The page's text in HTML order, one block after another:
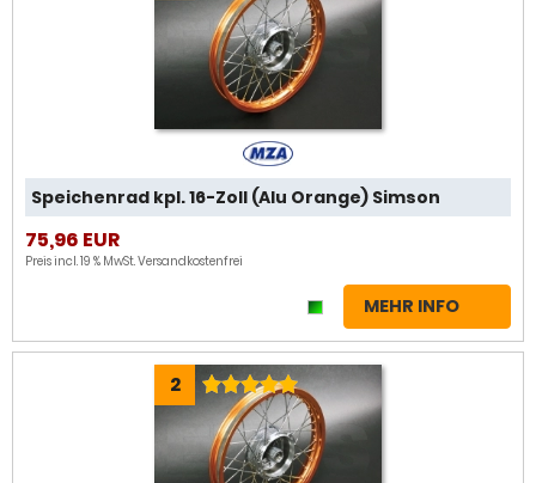
Speichenrad kpl. 16-Zoll (Alu Orange) Simson
75,96 EUR
Preis incl. 19 % MwSt.Versandkostenfrei
MEHR INFO
2